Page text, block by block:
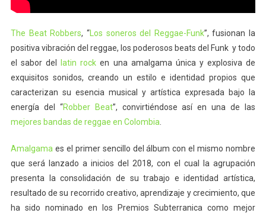
The Beat Robbers, “Los soneros del Reggae-Funk”, fusionan la
positiva vibración del reggae, los poderosos beats del Funk y todo
el sabor del
latin rock en una amalgama única y explosiva de
exquisitos sonidos, creando un estilo e identidad propios que
caracterizan su esencia musical y artística expresada bajo la
energía del “Robber Beat”, convirtiéndose así en una de las
mejores bandas de reggae en Colombia
Amalgama es el primer sencillo del álbum con el mismo nombre
que será lanzado a inicios del 2018, con el cual la agrupación
presenta la consolidación de su trabajo e identidad artística,
resultado de su recorrido creativo, aprendizaje y crecimiento, que
ha sido nominado en los Premios Subterranica como mejor